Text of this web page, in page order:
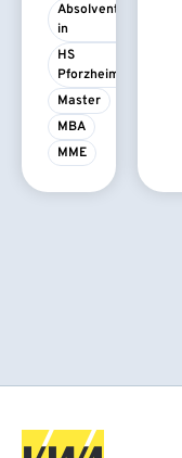
Absolvent/-
in
HS
Pforzheim
Master
MBA
MME